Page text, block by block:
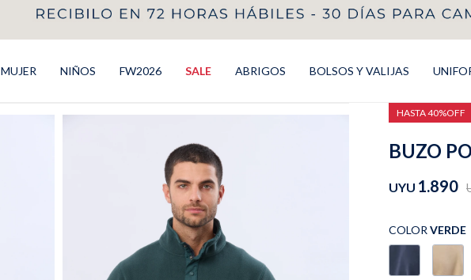
MUJER NIÑOS FW2026 SALE ABRIGOS BOLSOS Y VALIJAS
HASTA 40%OFF
BUZO
UYU 1.890
COLOR VERDE